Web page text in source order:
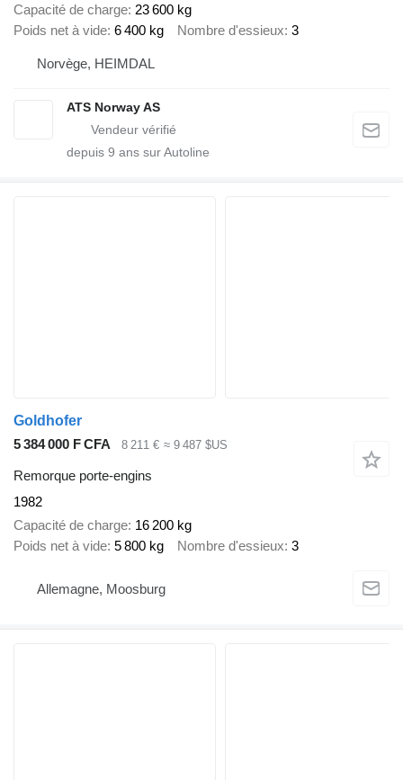
Capacité de charge 23 600 kg
Poids net à vide 6 400 kg Nombre d'essieux 3
Norvège, HEIMDAL
ATS Norway AS
depuis 9 ans sur Autoline
Goldhofer
5 384 000 F CFA
8 211 € ≈ 9 487 $US
Remorque porte-engins
1982
Capacité de charge 16 200 kg
Poids net à vide 5 800 kg Nombre d'essieux 3
Allemagne, Moosburg